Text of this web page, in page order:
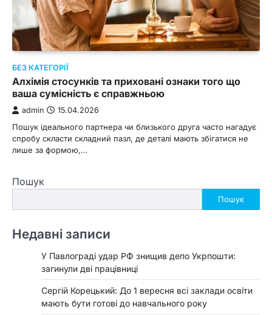
БЕЗ КАТЕГОРІЇ
Алхімія стосунків та приховані ознаки того що
ваша сумісність є справжньою
admin 15.04.2026
Пошук ідеального партнера чи близького друга часто нагадує
спробу скласти складний пазл, де деталі мають збігатися не
лише за формою,…
Пошук
Пошук
Недавні записи
У Павлограді удар РФ знищив депо Укрпошти:
загинули дві працівниці
Сергій Корецький: До 1 вересня всі заклади освіти
мають бути готові до навчального року